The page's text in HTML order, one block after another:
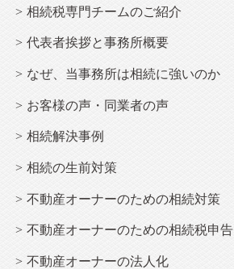
相続税専門チームのご紹介
代表者挨拶と事務所概要
なぜ、当事務所は相続に強いのか
お客様の声・同業者の声
相続解決事例
相続の生前対策
不動産オーナーのための相続対策
不動産オーナーのための相続税申告
不動産オーナーの法人化